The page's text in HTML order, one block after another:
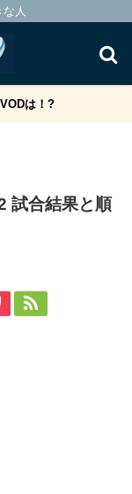
人
は！?
試合結果と順